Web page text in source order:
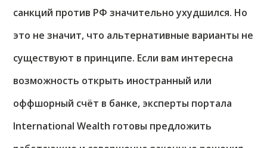
санкций против РФ значительно ухудшился. Но
это не значит, что альтернативные варианты не
существуют в принципе. Если вам интересна
возможность открыть иностранный или
оффшорный счёт в банке, эксперты портала
International Wealth готовы предложить